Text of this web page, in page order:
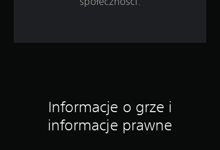
Informacje o grze i
informacje prawne